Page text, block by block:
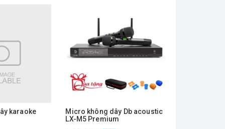
karaoke
Micro không dây Db acoustic
LX-M5 Premium